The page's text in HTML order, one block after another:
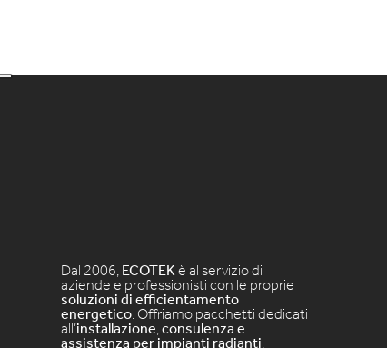
Dal 2006, ECOTEK è al servizio di
aziende e professionisti con le proprie
soluzioni di efficientamento
energetico . Offriamo pacchetti dedicati
all’installazione ,consulenza e
assistenza per impianti radianti